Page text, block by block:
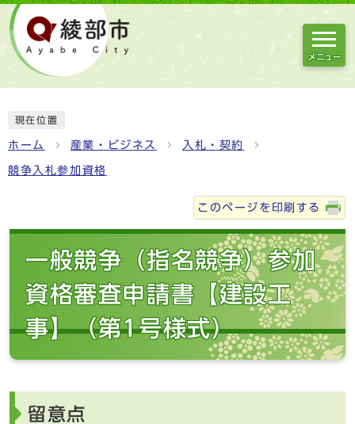
メニュー
現在位置
ホーム 産業・ビジネス 入札・契約
競争入札参加資格
このページを印刷する
一般競争（指名競争）参加
資格審査申請書【建設工
事】（第1号様式）
留意点